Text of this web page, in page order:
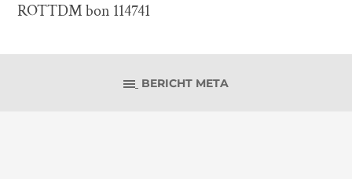
ROTTDM bon 114741
BERICHT META